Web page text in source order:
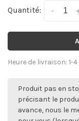
Quantité: -
Heure de livraison: 1-
Produit pas en
précisant le
avance, nous le